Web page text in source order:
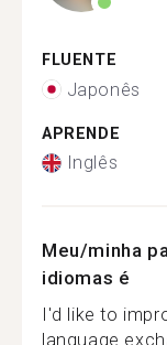
FLUENTE
Japonês
APRENDE
Inglês
Meu/minha
idiomas é
I'd like to
language